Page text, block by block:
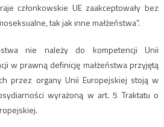
członkowskie UE zaakceptowały bez
tak jak inne małżeństwa”.
nie należy do kompetencji Unii
w prawną definicję małżeństwa przyjętą
przez organy Unii Europejskiej stoją w
wyrażoną w art. 5 Traktatu o